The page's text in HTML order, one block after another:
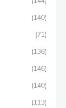
(140)
(71)
(136)
(146)
(140)
(113)